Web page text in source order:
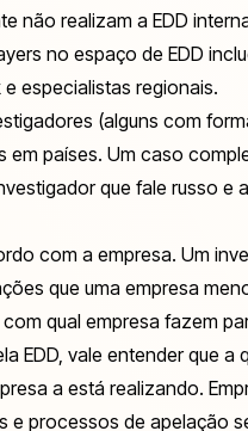
não realizam a EDD
no espaço de EDD
especialistas regionais.
(alguns com
países. Um caso
que fale russo
com a empresa. Um
que uma empresa
qual empresa fazem
EDD, vale entender que
a está realizando.
e processos de apelação